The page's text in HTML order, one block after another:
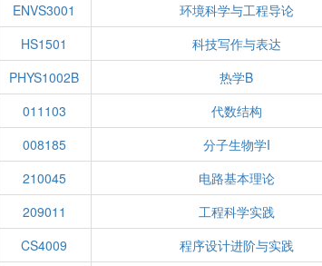
ENVS3001
环境科学与工程导论
HS1501
科技写作与表达
PHYS1002B
热学B
011103
代数结构
008185
分子生物学I
210045
电路基本理论
209011
工程科学实践
CS4009
程序设计进阶与实践